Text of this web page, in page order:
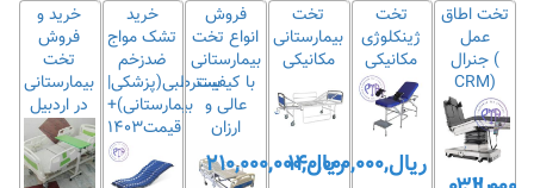
خرید و
فروش
تخت
بیمارستانی
در اردبیل
خرید
تشک مواج
ضدزخم
بسترطبی(پزشکی|
بیمارستانی)+
قیمت۱۴۰۳
فروش
انواع تخت
بیمارستانی
با کیفیت
عالی و
ارزان
تخت
بیمارستانی
مکانیکی
ریال,۲۱۰,۰۰۰,۰۰۰
تخت
ژینکلوژی
مکانیکی
ریال,۱۴۰,۰۰۰,۰۰۰
تخت اطاق
عمل
جنرال (
CRM)